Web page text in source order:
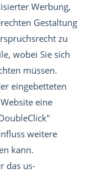
Werbung,
Gestaltung
zu
wobei Sie sich
müssen.
eingebetteten
eine
weitere
kann.
das us-